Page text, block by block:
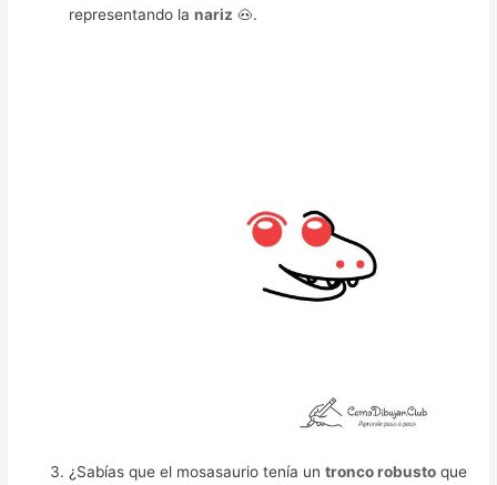
representando lanariz 🐽.
¿Sabías que el mosasaurio tenía untronco robusto que